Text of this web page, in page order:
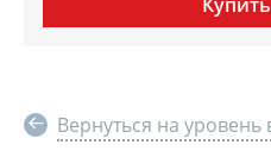
Вернуться на